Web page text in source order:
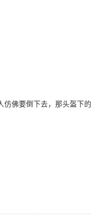
佛要倒下去，那头盔下的